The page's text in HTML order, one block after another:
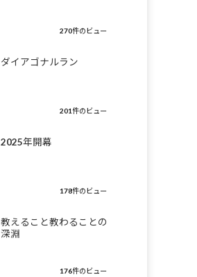
270件のビュー
ダイアゴナルラン
201件のビュー
2025年開幕
178件のビュー
教えること教わることの
深淵
176件のビュー